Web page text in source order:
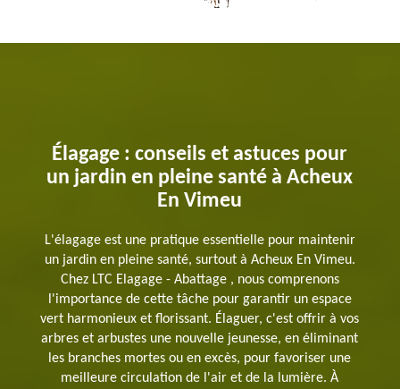
Élagage : conseils et astuces pour
un jardin en pleine santé à Acheux
En Vimeu
L'élagage est une pratique essentielle pour maintenir
un jardin en pleine santé, surtout à Acheux En Vimeu.
Chez LTC Elagage - Abattage , nous comprenons
l'importance de cette tâche pour garantir un espace
vert harmonieux et florissant. Élaguer, c'est offrir à vos
arbres et arbustes une nouvelle jeunesse, en éliminant
les branches mortes ou en excès, pour favoriser une
meilleure circulation de l'air et de la lumière. À